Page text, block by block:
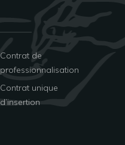
Contrat de
professionnalisation
Contrat unique
d’insertion